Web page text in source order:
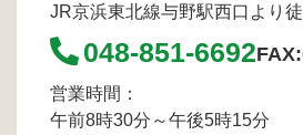
JR京浜東北線与野駅西口より
048-851-6692
営業時間：
午前8時30分～午後5時15分